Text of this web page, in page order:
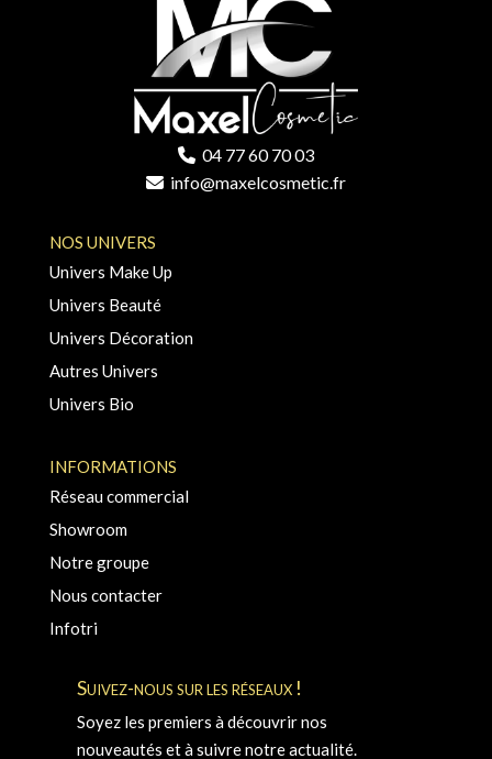
04 77 60 70 03
info@maxelcosmetic.fr
NOS UNIVERS
Univers Make Up
Univers Beauté
Univers Décoration
Autres Univers
Univers Bio
INFORMATIONS
Réseau commercial
Showroom
Notre groupe
Nous contacter
Infotri
Suivez-nous sur les réseaux !
Soyez les premiers à découvrir nos
nouveautés et à suivre notre actualité.